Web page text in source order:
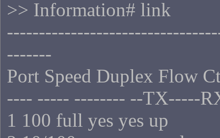
>> Information# link
-------
Port Speed Duplex Flow
---- ----- -------- --TX-----
1 100 full yes yes up